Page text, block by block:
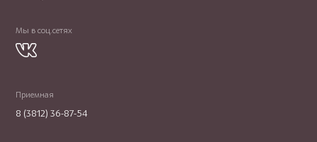
Мы в соц.сетях
Приемная
8 (3812) 36-87-54